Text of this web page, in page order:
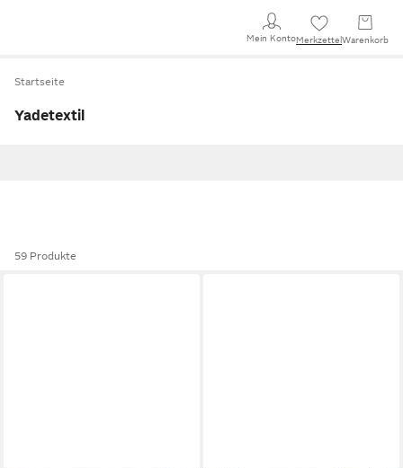
Mein KontoMerkzettel Warenkorb
Startseite
Yadetextil
59 Produkte